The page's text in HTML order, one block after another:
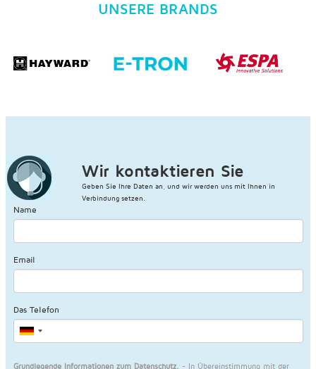
UNSERE BRANDS
Wir kontaktieren Sie
Geben Sie Ihre Daten an, und wir werden uns mit Ihnen in
Verbindung setzen.
Name
Email
Das Telefon
Grundlegende Informationen zum Datenschutz. - In Übereinstimmung mit der